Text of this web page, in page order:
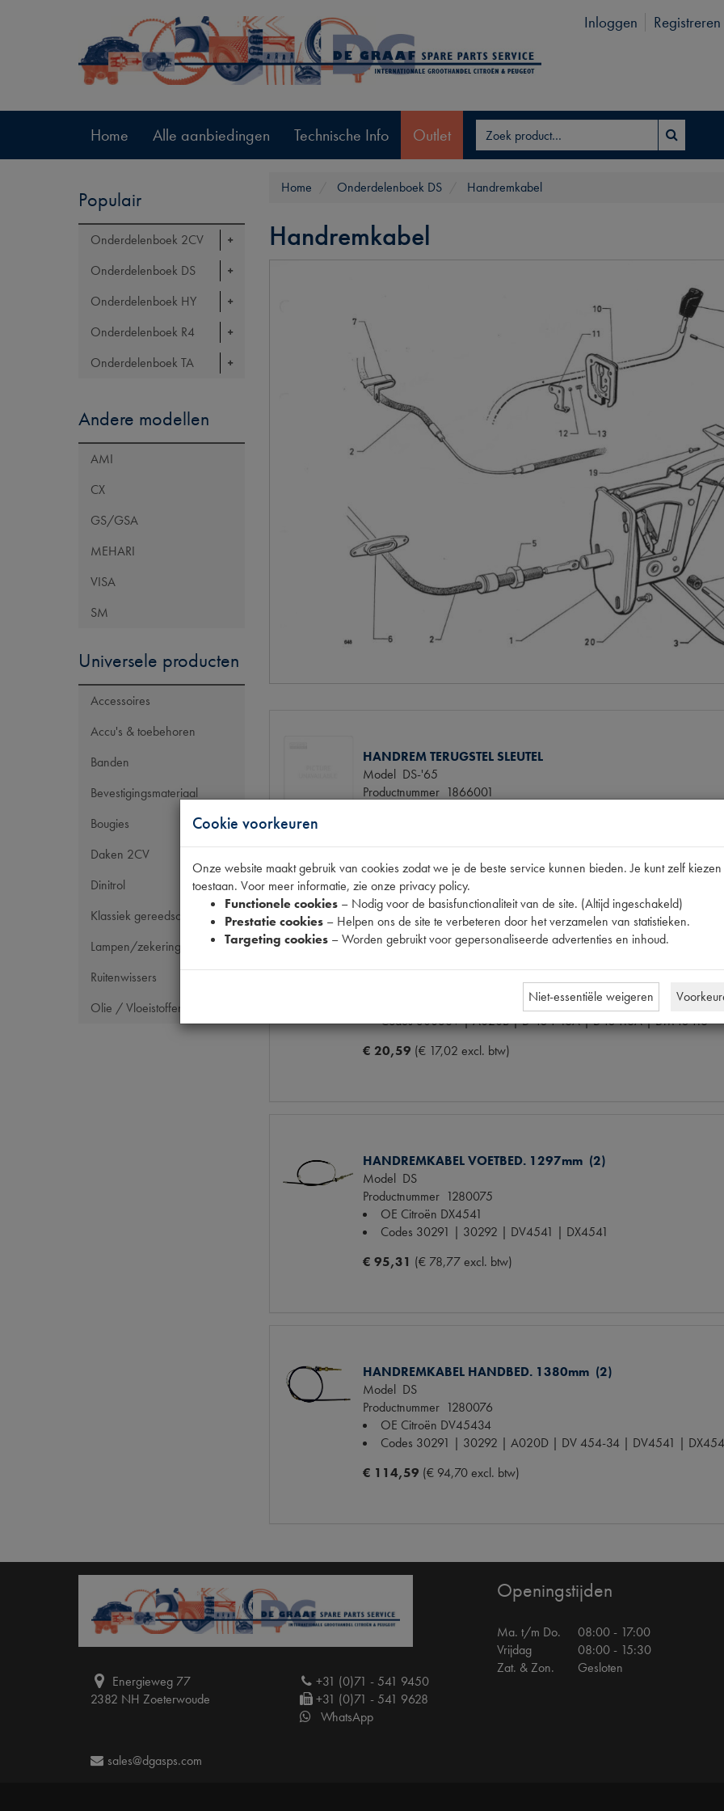
Inloggen Registreren
Home Alle aanbiedingen Technische Info Outlet
Populair
Onderdelenboek 2CV
Onderdelenboek DS
Onderdelenboek HY
Onderdelenboek R4
Onderdelenboek TA
Andere modellen
AMI
CX
GS/GSA
MEHARI
VISA
SM
Universele producten
Accessoires
Accu's & toebehoren
Banden
Bevestigingsmateriaal
Bougies
Daken 2CV
Dinitrol
Klassiek gereedschap
Lampen/zekeringen
Ruitenwissers
Olie / Vloeistoffen
Home Onderdelenboek DS Handremkabel
Handremkabel
HANDREM TERUGSTEL SLEUTEL
Model DS-'65
Productnummer 1866001
HANDREMKABEL ONDER 630mm (2)
ModelDS 61->68
Codes30038V | A020B | D 454-16A | D45416A | DM45416
€ 20,59 (€ 17,02 excl. btw)
HANDREMKABEL VOETBED. 1297mm (2)
Model DS
Productnummer 1280075
OE Citroën DX4541
Codes 30291 | 30292 | DV4541 | DX4541
€ 95,31 (€ 78,77 excl. btw)
HANDREMKABEL HANDBED. 1380mm (2)
Model DS
Productnummer 1280076
OE Citroën DV45434
Codes 30291 | 30292 | A020D | DV 454-34 | DV4541 |
€ 114,59 (€ 94,70 excl. btw)
Energieweg 77
2382 NH Zoeterwoude
+31 (0)71 - 541 9450
+31 (0)71 - 541 9628
WhatsApp
sales@dgasps.com
Openingstijden
Ma. t/m Do.
08:00 - 17:00
Vrijdag
08:00 - 15:30
Zat. & Zon.
Gesloten
Cookie voorkeuren
Onze website maakt gebruik van cookies zodat we je de beste service kunnen bieden. Je kunt zelf
toestaan. Voor meer informatie, zie onze privacy policy.
Functionele cookies – Nodig voor de basisfunctionaliteit van de site. (Altijd ingeschakeld)
Prestatie cookies – Helpen ons de site te verbeteren door het verzamelen van statistieken.
Targeting cookies – Worden gebruikt voor gepersonaliseerde advertenties en inhoud.
Niet-essentiële weigeren